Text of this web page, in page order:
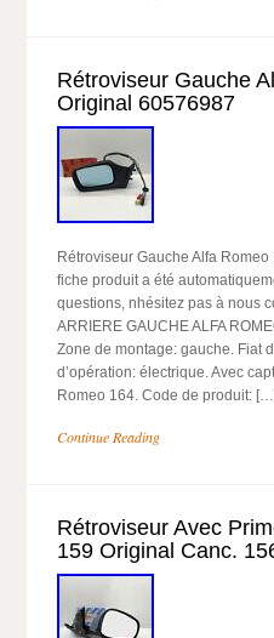
Rétroviseur Gauche
Original 60576987
Rétroviseur Gauche Alfa
fiche produit a été
questions, nhésitez pas à nous
ARRIERE GAUCHE ALFA
Zone de montage: gauche. Fiat
d’opération: électrique. Avec
Romeo 164. Code de produit:
Continue Reading
Rétroviseur Avec
159 Original Canc.